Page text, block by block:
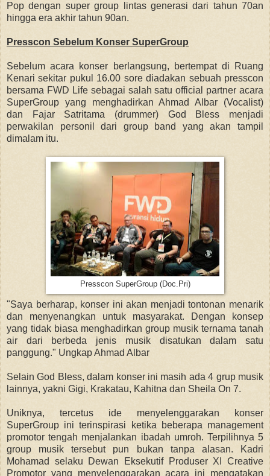
Pop dengan super group lintas generasi dari tahun 70an
hingga era akhir tahun 90an.
Presscon Sebelum Konser SuperGroup
Sebelum acara konser berlangsung, bertempat di Ruang
Kenari sekitar pukul 16.00 sore diadakan sebuah presscon
bersama FWD Life sebagai salah satu official partner acara
SuperGroup yang menghadirkan Ahmad Albar (Vocalist)
dan Fajar Satritama (drummer) God Bless menjadi
perwakilan personil dari group band yang akan tampil
dimalam itu.
Presscon SuperGroup (Doc.Pri)
"Saya berharap, konser ini akan menjadi tontonan menarik
dan menyenangkan untuk masyarakat. Dengan konsep
yang tidak biasa menghadirkan group musik ternama tanah
air dari berbeda jenis musik disatukan dalam satu
panggung." Ungkap Ahmad Albar
Selain God Bless, dalam konser ini masih ada 4 grup musik
lainnya, yakni Gigi, Krakatau, Kahitna dan Sheila On 7.
Uniknya, tercetus ide menyelenggarakan konser
SuperGroup ini terinspirasi ketika beberapa management
promotor tengah menjalankan ibadah umroh. Terpilihnya 5
group musik tersebut pun bukan tanpa alasan. Kadri
Mohamad selaku Dewan Eksekutif Produser XI Creative
Promotor yang menyelenggarakan acara ini mengatakan